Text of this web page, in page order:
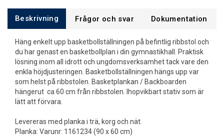
Beskrivning Frågor och svar Dokumentation
Häng enkelt upp basketbollställningen på befintlig ribbstol och
du har genast en basketbollplan i din gymnastikhall. Praktisk
lösning inom all idrott och ungdomsverksamhet tack vare den
enkla höjdjusteringen. Basketbollställningen hängs upp var
som helst på ribbstolen. Basketplankan / Backboarden
hängerut ca 60 cm från ribbstolen. Ihopvikbart stativ som är
lätt att förvara.
Levereras med planka i trä, korg och nät.
Planka: Varunr: 1161234 (90 x 60 cm)